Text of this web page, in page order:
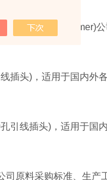
国PE(Perkin Elmer)
插头)，适用于国内外
引线插头)，适用于国
原料采购标准、生